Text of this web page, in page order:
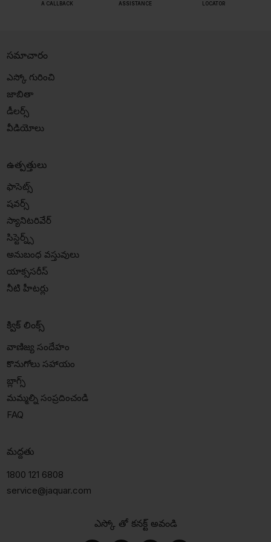
A CALLBACK
ASSISTANCE
LOCATOR
ఎస్కో తో కనక్ట్ అవండి
సమాచారం
ఎస్కో గురించి
జాబితా
డీలర్స్
వీడియోలు
ఉత్పత్తులు
ఫాసెట్స్
షవర్స్
స్యానిటరివేర్
సిస్టెర్న్స్
అనుబంధ వస్తువులు
యాక్ససరీస్
నీటి హీటర్లు
క్విక్ లింక్స్
వాణిజ్య సందేహం
కొనుగోలు సహాయం
బ్లాగ్స్
మమ్మల్ని సంప్రదించండి
FAQ
మద్దతు
1800 121 6808
service@jaquar.com